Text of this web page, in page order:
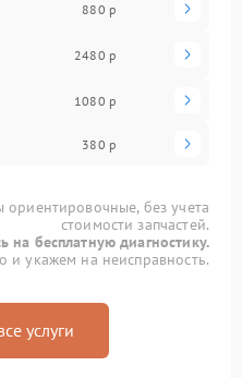
880 р
2480 р
1080 р
380 р
ориентировочные, без учета
стоимости запчастей.
на бесплатную диагностику.
и укажем на неисправность.
услуги